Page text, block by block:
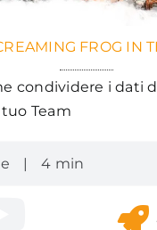
FROG IN
condividere i dati
Team
4 min